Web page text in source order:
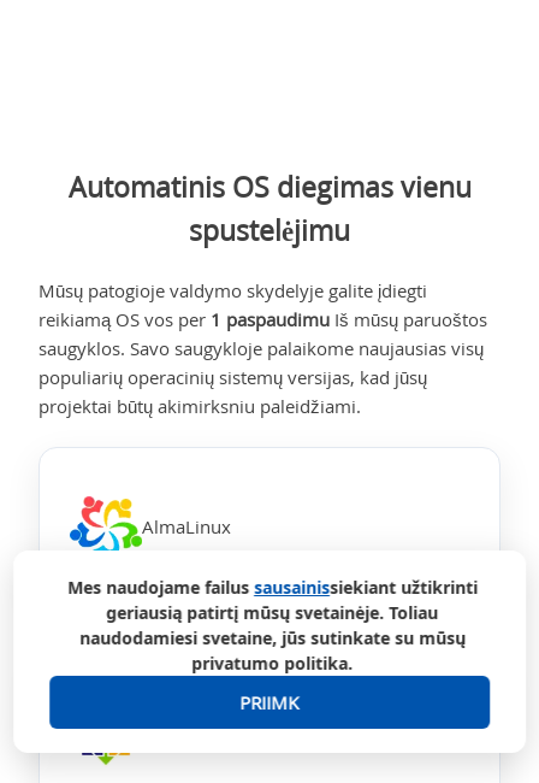
Automatinis OS diegimas vienu
spustelėjimu
Mūsų patogioje valdymo skydelyje galite įdiegti
reikiamą OS vos per 1 paspaudimu Iš mūsų paruoštos
saugyklos. Savo saugykloje palaikome naujausias visų
populiarių operacinių sistemų versijas, kad jūsų
projektai būtų akimirksniu paleidžiami.
AlmaLinux
CentOS Srautas
Mes naudojame failus sausainissiekiant užtikrinti
geriausią patirtį mūsų svetainėje. Toliau
naudodamiesi svetaine, jūs sutinkate su mūsų
privatumo politika.
PRIIMK